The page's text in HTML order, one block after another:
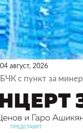
04 август, 2026
БЧК с пункт за